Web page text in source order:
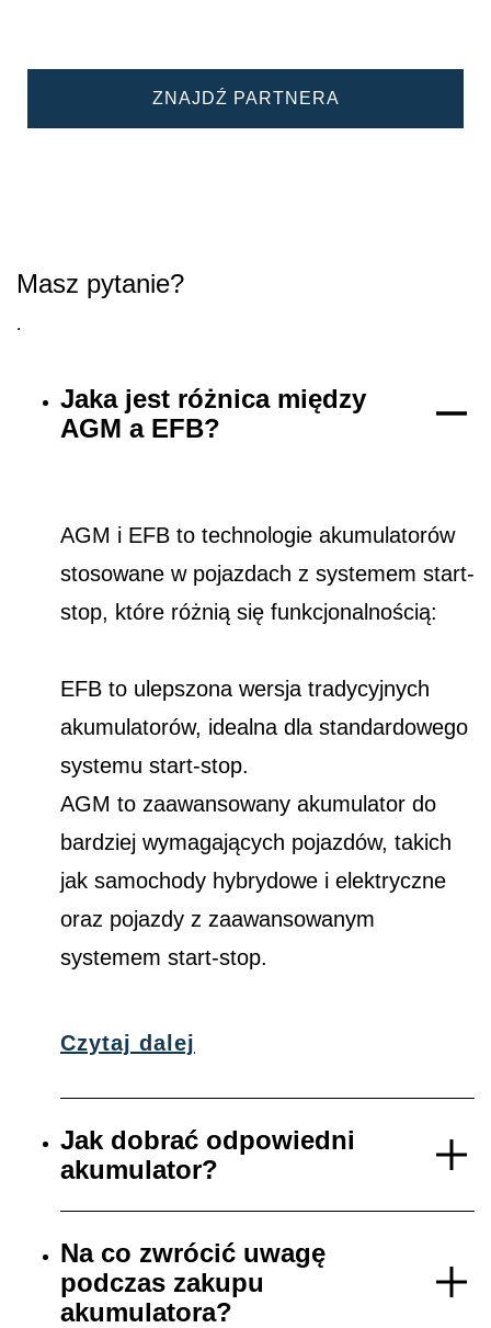
ZNAJDŹ PARTNERA
Masz pytanie?
.
Jaka jest różnica między
AGM a EFB?
AGM i EFB to technologie akumulatorów
stosowane w pojazdach z systemem start-
stop, które różnią się funkcjonalnością:
EFB to ulepszona wersja tradycyjnych
akumulatorów, idealna dla standardowego
systemu start-stop.
AGM to zaawansowany akumulator do
bardziej wymagających pojazdów, takich
jak samochody hybrydowe i elektryczne
oraz pojazdy z zaawansowanym
systemem start-stop.
Czytaj dalej
Jak dobrać odpowiedni
akumulator?
Na co zwrócić uwagę
podczas zakupu
akumulatora?